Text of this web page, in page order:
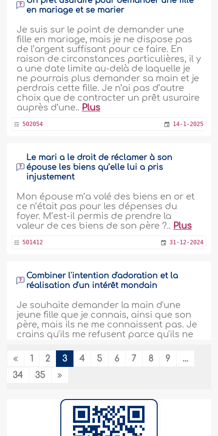
en mariage et se marier
Je suis sur le point de demander une
fille en mariage, mais je ne dispose pas
de l’argent suffisant pour ce faire. En
raison de circonstances particulières, il y
a une date limite au-delà de laquelle je
ne pourrais plus demander sa main et je
perdrais cette fille. Je n’ai pas d’autre
choix que de contracter un prêt usuraire
auprès d’une.. Plus
502054 14-1-2025
Le mari a le droit de réclamer à son
épouse les biens qu’elle lui a pris
injustement
Mon épouse m’a volé des biens en or et
ce n’était pas pour les dépenses du
foyer. M’est-il permis de prendre la
valeur de ces biens de son père ?.. Plus
501412 31-12-2024
Combiner l'intention d'adoration et la
réalisation d'un intérêt mondain
Je souhaite demander la main d'une
jeune fille que je connais, ainsi que son
père, mais ils ne me connaissent pas. Je
crains qu'ils me refusent parce qu'ils ne
société, on marie les proches et les
connaissances. Je suis un jeune homme
qui dirige la prière en tant qu'imam, et
1 2 3 4 5 6 7 8 9
...
34
35